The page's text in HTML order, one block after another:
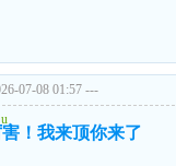
07-08 01:57 ---
u
！我来顶你来了